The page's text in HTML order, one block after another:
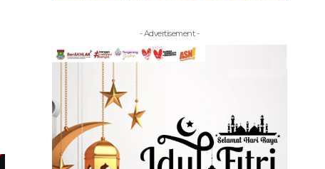
- Advertisement -